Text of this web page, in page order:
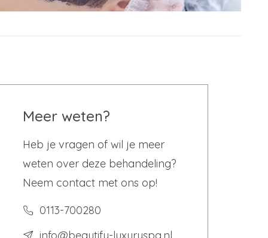
Meer weten?
Heb je vragen of wil je meer
weten over deze behandeling?
Neem contact met ons op!
0113-700280